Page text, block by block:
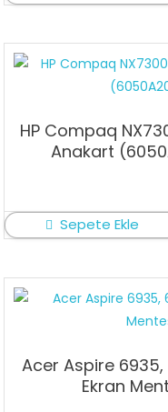
HP Compaq
Anakart
Sepete Ekle
Acer Aspire
Ekran